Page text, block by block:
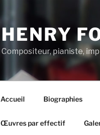
HENRY
Compositeur, pianiste,
Accueil Biographies
Œuvres par effectif